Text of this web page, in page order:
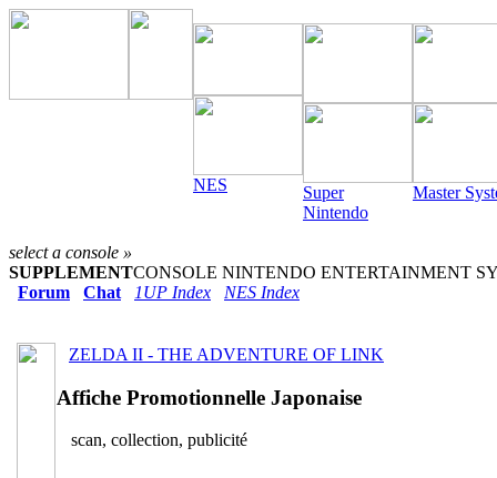
NES
Super
Nintendo
Master
select a console »
SUPPLEMENTCONSOLE NINTENDO ENTERTAINMENT
Forum
Chat 1UP Index NES Index
ZELDA II - THE ADVENTURE OF LINK
Affiche Promotionnelle Japonaise
scan, collection, publicité